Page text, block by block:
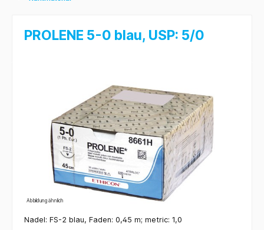
PROLENE 5-0 blau, USP: 5/0
Abbildung ähnlich
Nadel: FS-2 blau, Faden: 0,45 m; metric: 1,0